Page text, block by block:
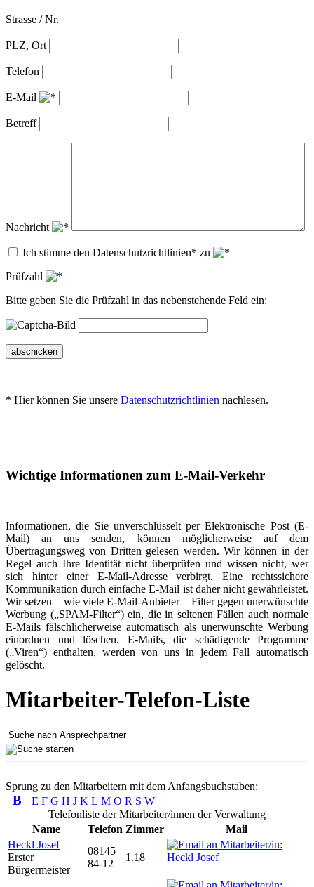
Strasse / Nr.
PLZ, Ort
Telefon
E-Mail
Betreff
Nachricht
Ich stimme den Datenschutzrichtlinien* zu
Prüfzahl
Bitte geben Sie die Prüfzahl in das nebenstehende Feld ein:
abschicken
* Hier können Sie unsere Datenschutzrichtlinien nachlesen.
Wichtige Informationen zum E-Mail-Verkehr
Informationen, die Sie unverschlüsselt per Elektronische Post (E-
Mail) an uns senden, können möglicherweise auf dem
Übertragungsweg von Dritten gelesen werden. Wir können in der
Regel auch Ihre Identität nicht überprüfen und wissen nicht, wer
sich hinter einer E-Mail-Adresse verbirgt. Eine rechtssichere
Kommunikation durch einfache E-Mail ist daher nicht gewährleistet.
Wir setzen – wie viele E-Mail-Anbieter – Filter gegen unerwünschte
Werbung („SPAM-Filter“) ein, die in seltenen Fällen auch normale
E-Mails fälschlicherweise automatisch als unerwünschte Werbung
einordnen und löschen. E-Mails, die schädigende Programme
(„Viren“) enthalten, werden von uns in jedem Fall automatisch
gelöscht.
Mitarbeiter-Telefon-Liste
Sprung zu den Mitarbeitern mit dem Anfangsbuchstaben:
B E F G H J K L M O R S W
Telefonliste der Mitarbeiter/innen der Verwaltung
Name
Telefon Zimmer
Mail
Heckl Josef
Erster
Bürgermeister
08145
84-12
1.18